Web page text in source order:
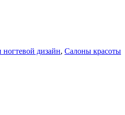
дизайн, Салоны красоты